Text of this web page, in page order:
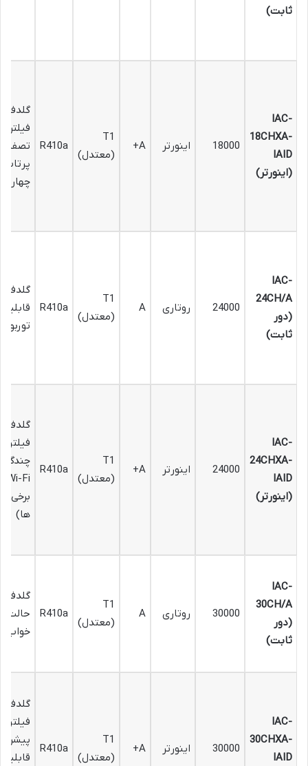
ثابت)
IAC-
18CHXA-
IAID
(اینورتر)
18000 اینورتر A+
T1
(معتدل)
R410a
فیلتر
تصفیه
پرتاب
چهار
IAC-
24CH/A
(دور
ثابت)
24000 روتاری A
T1
(معتدل)
R410a
قابلیت
توربو
IAC-
24CHXA-
IAID
(اینورتر)
24000 اینورتر A+
T1
(معتدل)
R410a
برخی
ها)
IAC-
30CH/A
(دور
ثابت)
30000 روتاری A
T1
(معتدل)
R410a
حالت
خواب
IAC-
30CHXA-
IAID
30000 اینورتر A+
T1
(معتدل)
R410a
قابلیت